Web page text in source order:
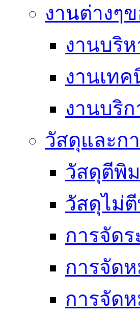
งานต่างๆ
งานบริ
งานเทค
งานบริก
วัสดุและก
วัสดุตีพิ
วัสดุไม่
การจัด
การจัด
การจัด